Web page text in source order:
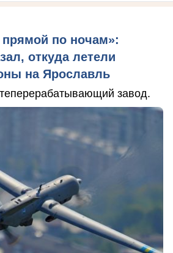
прямой по ночам»:
откуда летели
на Ярославль
завод.